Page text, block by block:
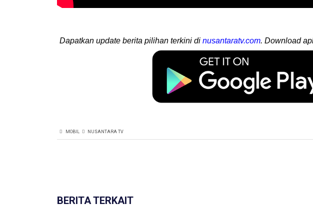
Dapatkan update berita pilihan terkini di nusantaratv.com. Download
MOBIL NUSANTARA TV
BERITA TERKAIT